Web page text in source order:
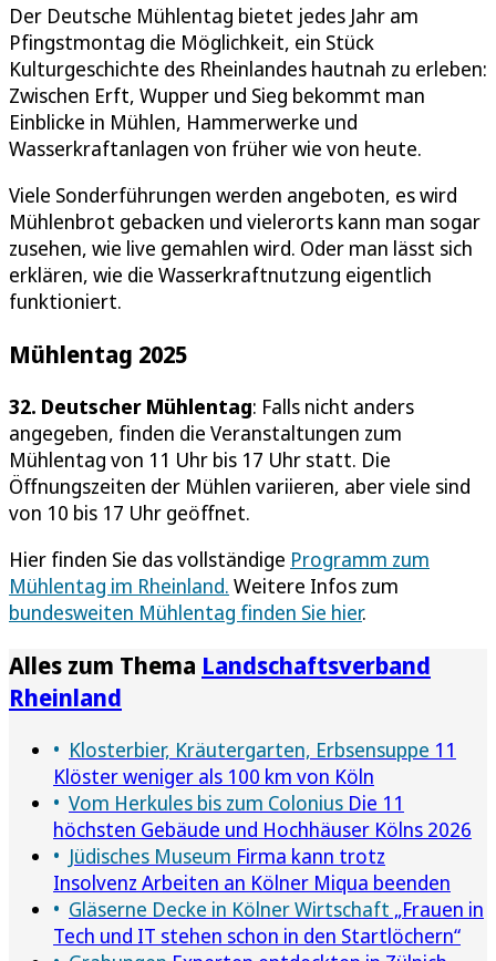
Der Deutsche Mühlentag bietet jedes Jahr am
Pfingstmontag die Möglichkeit, ein Stück
Kulturgeschichte des Rheinlandes hautnah zu erleben:
Zwischen Erft, Wupper und Sieg bekommt man
Einblicke in Mühlen, Hammerwerke und
Wasserkraftanlagen von früher wie von heute.
Viele Sonderführungen werden angeboten, es wird
Mühlenbrot gebacken und vielerorts kann man sogar
zusehen, wie live gemahlen wird. Oder man lässt sich
erklären, wie die Wasserkraftnutzung eigentlich
funktioniert.
Mühlentag 2025
32. Deutscher Mühlentag: Falls nicht anders
angegeben, finden die Veranstaltungen zum
Mühlentag von 11 Uhr bis 17 Uhr statt. Die
Öffnungszeiten der Mühlen variieren, aber viele sind
von 10 bis 17 Uhr geöffnet.
Hier finden Sie das vollständige Programm zum
Mühlentag im Rheinland. Weitere Infos zum
bundesweiten Mühlentag finden Sie hier.
Alles zum Thema Landschaftsverband
Rheinland
Klosterbier, Kräutergarten, Erbsensuppe 11
Klöster weniger als 100 km von Köln
Vom Herkules bis zum Colonius Die 11
höchsten Gebäude und Hochhäuser Kölns 2026
Jüdisches Museum Firma kann trotz
Insolvenz Arbeiten an Kölner Miqua beenden
Gläserne Decke in Kölner Wirtschaft „Frauen in
Tech und IT stehen schon in den Startlöchern“